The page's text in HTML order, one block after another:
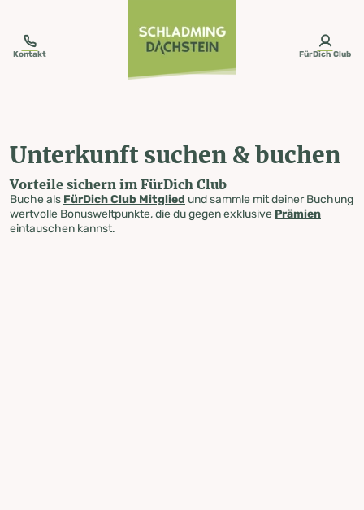
Kontakt FürDich Club
Unterkunft suchen & buchen
Vorteile sichern im FürDich Club
Buche als FürDich Club Mitglied und sammle mit deiner Buchung
wertvolle Bonusweltpunkte, die du gegen exklusive Prämien
eintauschen kannst.